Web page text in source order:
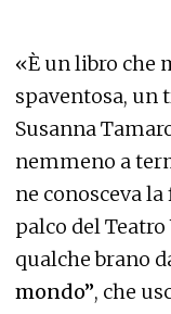
«È un libro che
spaventosa, un
Susanna
nemmeno a
ne conosceva
palco del
qualche brano
mondo”, che